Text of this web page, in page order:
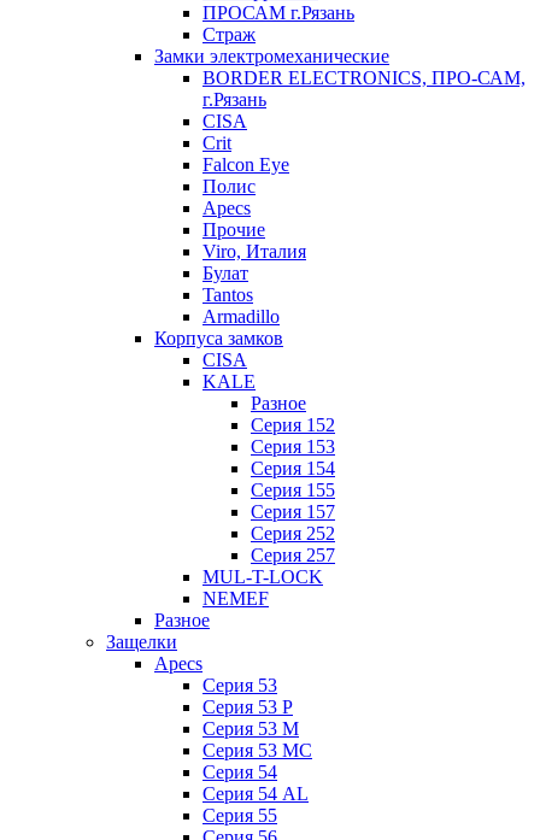
ПРОСАМ г.Рязань
Страж
Замки электромеханические
BORDER ELECTRONICS, ПРО-САМ,
г.Рязань
CISA
Crit
Falcon Eye
Полис
Apecs
Прочие
Viro, Италия
Булат
Tantos
Armadillo
Корпуса замков
CISA
KALE
Разное
Серия 152
Серия 153
Серия 154
Серия 155
Серия 157
Серия 252
Серия 257
MUL-T-LOCK
NEMEF
Разное
Защелки
Apecs
Серия 53
Серия 53 P
Серия 53 М
Серия 53 МC
Серия 54
Серия 54 AL
Серия 55